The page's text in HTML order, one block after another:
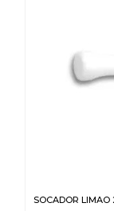
SOCADOR LIMAO